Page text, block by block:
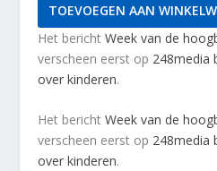
WINTER
2024
/
2025
TOEVOEGEN AAN
Het berichtWeek van de
verscheen eerst op 248media
over kinderen.
Het berichtWeek van de
verscheen eerst op 248media
over kinderen.